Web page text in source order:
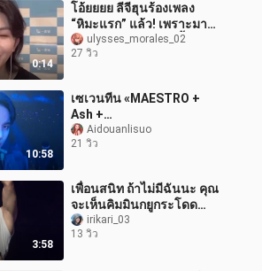
0:14
โอ้ยยยย ลีจีฮุนร้องเพลง
“หิมะแรก” แล้ว! เพราะมาก
กก! ขอแชะหน่อยได้มั้ยยย!
งานเซ็นลายเซ็น
ulysses_morales_02
27 วิว
10:58
เซเวนทีน «MAESTRO +
Ash +
LOVE,MONEY,FAME» 24
พฤศจิกายน 2023 งาน
ความละเอียดสูง
Aidouanlisuo
21 วิว
3:58
เพื่อนสนิท ถ้าไม่มีฉันนะ คุณ
จะเห็นคิมมินกยูกระโดด
โชว์ไฮไลต์บนหน้าคุณได้
ไหม
irikari_03
13 วิว